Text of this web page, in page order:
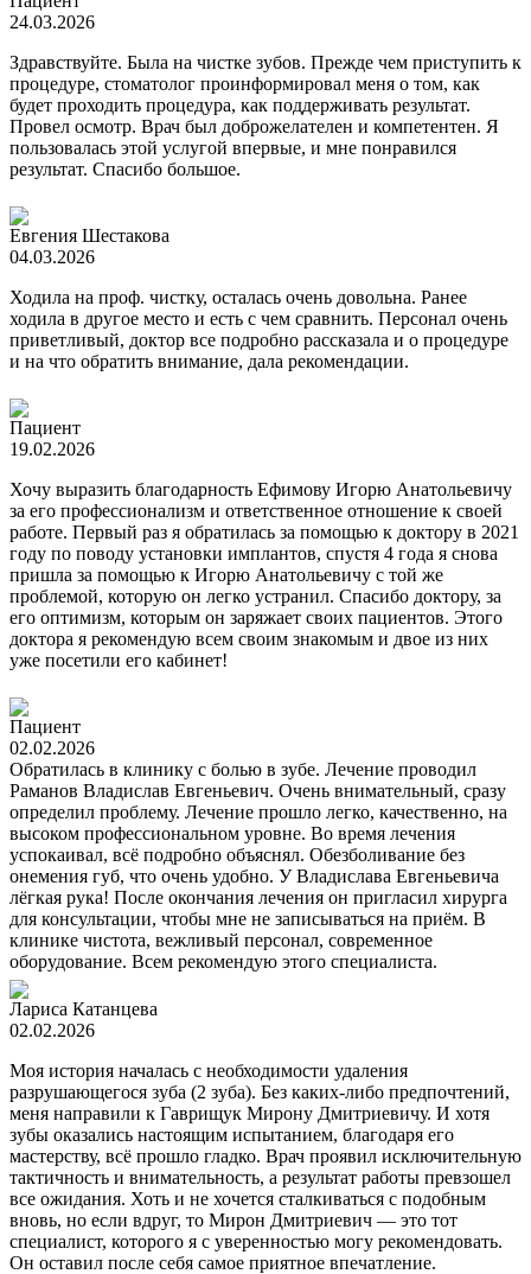
24.03.2026
Здравствуйте. Была на чистке зубов​. Прежде чем приступить к
процедуре, стоматолог проинформировал меня о том, как
будет проходить процедура, как поддерживать результат.
Провел осмотр. Врач был доброжелателен и компетентен. Я
пользовалась этой услугой впервые, и мне понравился
результат. Спасибо большое.
Евгения Шестакова
04.03.2026
Ходила на проф. чистку, осталась очень довольна. Ранее
ходила в другое место и есть с чем сравнить. Персонал очень
приветливый, доктор все подробно рассказала и о процедуре
и на что обратить внимание, дала рекомендации.
Пациент
19.02.2026
Хочу выразить благодарность Ефимову Игорю Анатольевичу
за его профессионализм и ответственное отношение к своей
работе. Первый раз я обратилась за помощью к доктору в 2021
году по поводу установки имплантов, спустя 4 года я снова
пришла за помощью к Игорю Анатольевичу с той же
проблемой, которую он легко устранил. Спасибо доктору, за
его оптимизм, которым он заряжает своих пациентов. Этого
доктора я рекомендую всем своим знакомым и двое из них
уже посетили его кабинет!
Пациент
02.02.2026
Обратилась в клинику с болью в зубе. Лечение проводил
Раманов Владислав Евгеньевич. Очень внимательный, сразу
определил проблему. Лечение прошло легко, качественно, на
высоком профессиональном уровне. Во время лечения
успокаивал, всё подробно объяснял. Обезболивание без
онемения губ, что очень удобно. У Владислава Евгеньевича
лёгкая рука! После окончания лечения он пригласил хирурга
для консультации, чтобы мне не записываться на приём. В
клинике чистота, вежливый персонал, современное
оборудование. Всем рекомендую этого специалиста.
Лариса Катанцева
02.02.2026
Моя история началась с необходимости удаления
разрушающегося зуба (2 зуба). Без каких-либо предпочтений,
меня направили к Гаврищук Мирону Дмитриевичу. И хотя
зубы оказались настоящим испытанием, благодаря его
мастерству, всё прошло гладко. Врач проявил исключительную
тактичность и внимательность, а результат работы превзошел
все ожидания. Хоть и не хочется сталкиваться с подобным
вновь, но если вдруг, то Мирон Дмитриевич — это тот
специалист, которого я с уверенностью могу рекомендовать.
Он оставил после себя самое приятное впечатление.